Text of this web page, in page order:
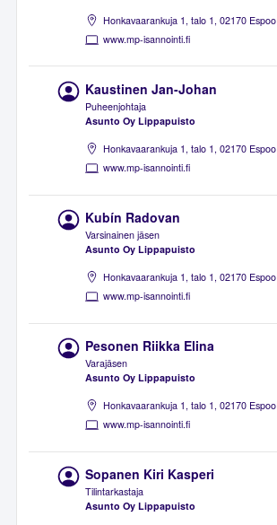
Honkavaarankuja 1, talo 1, 02170 Espoo
www.mp-isannointi.fi
Kaustinen Jan-Johan
Puheenjohtaja
Asunto Oy Lippapuisto
Honkavaarankuja 1, talo 1, 02170 Espoo
www.mp-isannointi.fi
Kubín Radovan
Varsinainen jäsen
Asunto Oy Lippapuisto
Honkavaarankuja 1, talo 1, 02170 Espoo
www.mp-isannointi.fi
Pesonen Riikka Elina
Varajäsen
Asunto Oy Lippapuisto
Honkavaarankuja 1, talo 1, 02170 Espoo
www.mp-isannointi.fi
Sopanen Kiri Kasperi
Tilintarkastaja
Asunto Oy Lippapuisto